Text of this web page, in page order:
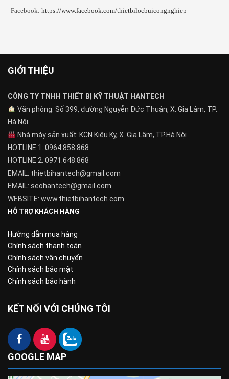
Facebook: https://www.facebook.com/thietbilocbuicongnghiep
GIỚI THIỆU
CÔNG TY TNHH THIẾT BỊ KỸ THUẬT HANTECH
Văn phòng: Số 399, đường Nguyễn Đức Thuận, X. Gia Lâm, TP.
Hà Nội
Nhà máy sản xuất: KCN Kiêu Kỵ, X. Gia Lâm, TP.Hà Nội
HOTLINE 1: 0964.858.868
HOTLINE 2: 0971.648.868
EMAIL: thietbihantech@gmail.com
EMAIL: seohantech@gmail.com
WEBSITE: www.thietbihantech.com
HỖ TRỢ KHÁCH HÀNG
Hướng dẫn mua hàng
Chính sách thanh toán
Chính sách vận chuyển
Chính sách bảo mật
Chính sách bảo hành
KẾT NỐI VỚI CHÚNG TÔI
GOOGLE MAP